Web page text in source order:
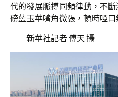
代的發展脈搏同頻律動，不
磅藍玉華嘴角微張，頓時啞口
新華社記者 傅天 攝